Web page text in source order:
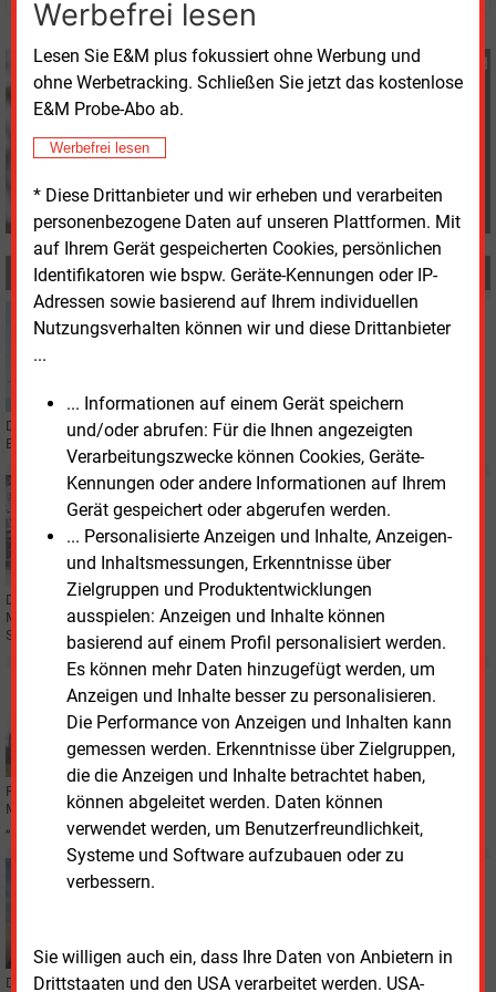
Werbefrei lesen
Lesen Sie E&M plus fokussiert ohne Werbung und
ohne Werbetracking. Schließen Sie jetzt das kostenlose
E&M Probe-Abo ab.
Werbefrei lesen
* Diese Drittanbieter und wir erheben und verarbeiten
personenbezogene Daten auf unseren Plattformen. Mit
auf Ihrem Gerät gespeicherten Cookies, persönlichen
Identifikatoren wie bspw. Geräte-Kennungen oder IP-
Adressen sowie basierend auf Ihrem individuellen
Nutzungsverhalten können wir und diese Drittanbieter
...
... Informationen auf einem Gerät speichern
und/oder abrufen: Für die Ihnen angezeigten
Verarbeitungszwecke können Cookies, Geräte-
Kennungen oder andere Informationen auf Ihrem
Gerät gespeichert oder abgerufen werden.
... Personalisierte Anzeigen und Inhalte, Anzeigen-
und Inhaltsmessungen, Erkenntnisse über
Zielgruppen und Produktentwicklungen
ausspielen: Anzeigen und Inhalte können
basierend auf einem Profil personalisiert werden.
Es können mehr Daten hinzugefügt werden, um
Anzeigen und Inhalte besser zu personalisieren.
Die Performance von Anzeigen und Inhalten kann
gemessen werden. Erkenntnisse über Zielgruppen,
die die Anzeigen und Inhalte betrachtet haben,
können abgeleitet werden. Daten können
verwendet werden, um Benutzerfreundlichkeit,
Systeme und Software aufzubauen oder zu
verbessern.
Sie willigen auch ein, dass Ihre Daten von Anbietern in
Drittstaaten und den USA verarbeitet werden. USA-
Katia Meyer-Tien
+49 (0) 8152 9311 21
MEHR ZUM THEMA
STROMNETZ
Die Bundesnetzagentur hat eine Festlegung zur marktgestützten
Beschaffung von Blindleistung getroffen.
Donnerstag, 16.05.2024, 11:23
WIRTSCHAFT
Trafo-Nachfrage führt zu massiven Investitionen in
Regensburg
Der Transformatoren-Spezialist Maschinenfabrik Reinhausen investiert viele
Millionen in die Ausweitung der Produktionskapazitäten. Vor allem das
Stammwerk in Regensburg ist betroffen.
Dienstag, 14.05.2024, 14:37
GASKRAFTWERKE
Neubau-Vorschuss soll Kraftwerksbau
beschleunigen
Risikoarme Investitionen in systemdienliche Kraftwerke und mehr als eine
Milliarde Euro Einsparung von Bundesmitteln: Transnet BW schlägt einen
„Neubau-Vorschuss“ vor.
Der Übertragungsnetzbetreiber Amprion hat erneut erfolgreich eine grüne